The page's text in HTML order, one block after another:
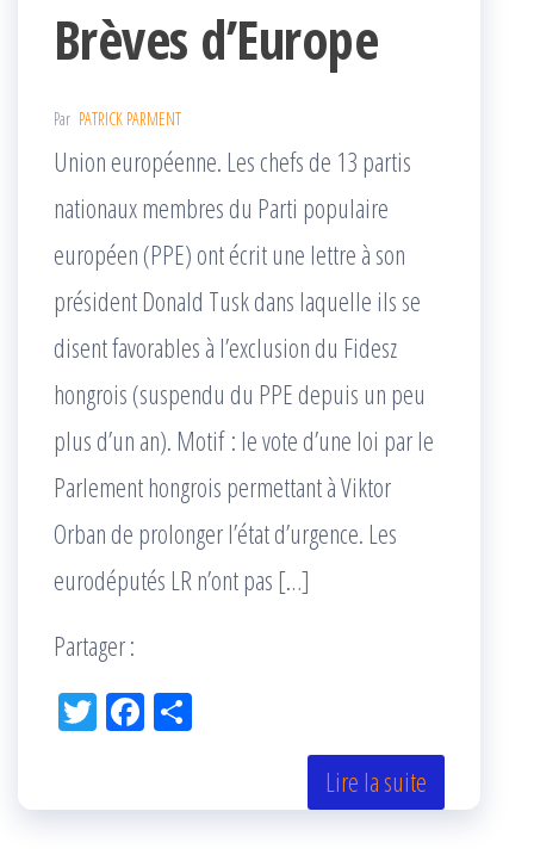
Brèves d’Europe
Par PATRICK PARMENT
Union européenne. Les chefs de 13 partis
nationaux membres du Parti populaire
européen (PPE) ont écrit une lettre à son
président Donald Tusk dans laquelle ils se
disent favorables à l’exclusion du Fidesz
hongrois (suspendu du PPE depuis un peu
plus d’un an). Motif : le vote d’une loi par le
Parlement hongrois permettant à Viktor
Orban de prolonger l’état d’urgence. Les
eurodéputés LR n’ont pas […]
Partager :
Tw Fac
k r
Lire la suite